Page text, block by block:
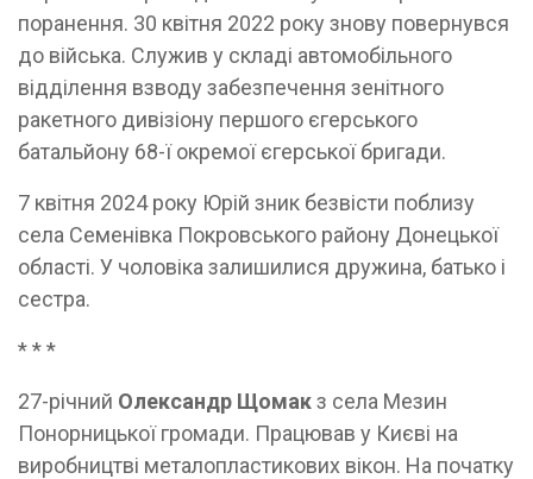
поранення. 30 квітня 2022 року знову повернувся
до війська. Служив у складі автомобільного
відділення взводу забезпечення зенітного
ракетного дивізіону першого єгерського
батальйону 68-ї окремої єгерської бригади.
7 квітня 2024 року Юрій зник безвісти поблизу
села Семенівка Покровського району Донецької
області. У чоловіка залишилися дружина, батько і
сестра.
* * *
27-річний Олександр Щомакз села Мезин
Понорницької громади. Працював у Києві на
виробництві металопластикових вікон. На початку